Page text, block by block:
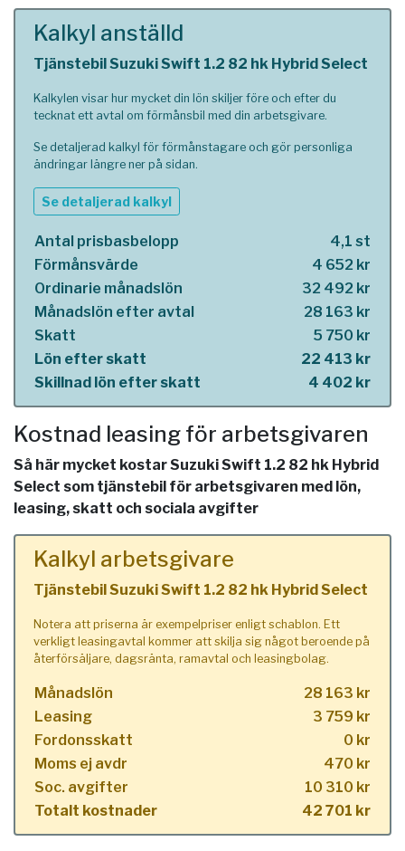
Kalkyl anställd
Tjänstebil Suzuki Swift 1.2 82 hk Hybrid Select
Kalkylen visar hur mycket din lön skiljer före och efter du
tecknat ett avtal om förmånsbil med din arbetsgivare.
Se detaljerad kalkyl för förmånstagare och gör personliga
ändringar längre ner på sidan.
Se detaljerad kalkyl
Antal prisbasbelopp
4,1 st
Förmånsvärde
4 652 kr
Ordinarie månadslön
32 492 kr
Månadslön efter avtal
28 163 kr
Skatt
5 750 kr
Lön efter skatt
22 413 kr
Skillnad lön efter skatt
4 402 kr
Kostnad leasing för arbetsgivaren
Så här mycket kostar Suzuki Swift 1.2 82 hk Hybrid
Select som tjänstebil för arbetsgivaren med lön,
leasing, skatt och sociala avgifter
Kalkyl arbetsgivare
Tjänstebil Suzuki Swift 1.2 82 hk Hybrid Select
Notera att priserna är exempelpriser enligt schablon. Ett
verkligt leasingavtal kommer att skilja sig något beroende på
återförsäljare, dagsränta, ramavtal och leasingbolag.
Månadslön
28 163 kr
Leasing
3 759 kr
Fordonsskatt
0 kr
Moms ej avdr
470 kr
Soc. avgifter
10 310 kr
Totalt kostnader
42 701 kr